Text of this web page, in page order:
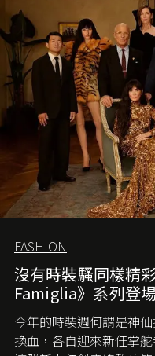
FASHION
沒有時裝騷同樣精
Famiglia》系列登
今年的時裝週何謂是神
換血，各自迎來新任掌